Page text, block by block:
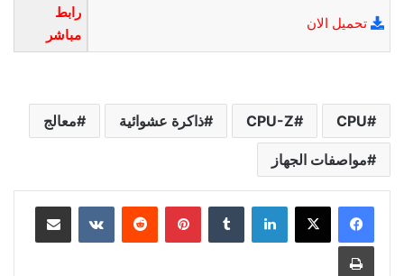
تحميل الان
رابط
مباشر
CPU
CPU-Z ذاكرة عشوائية معالج
مواصفات الجهاز
لينكدإن بينتيريست مشاركة عبر البريد
طباعة